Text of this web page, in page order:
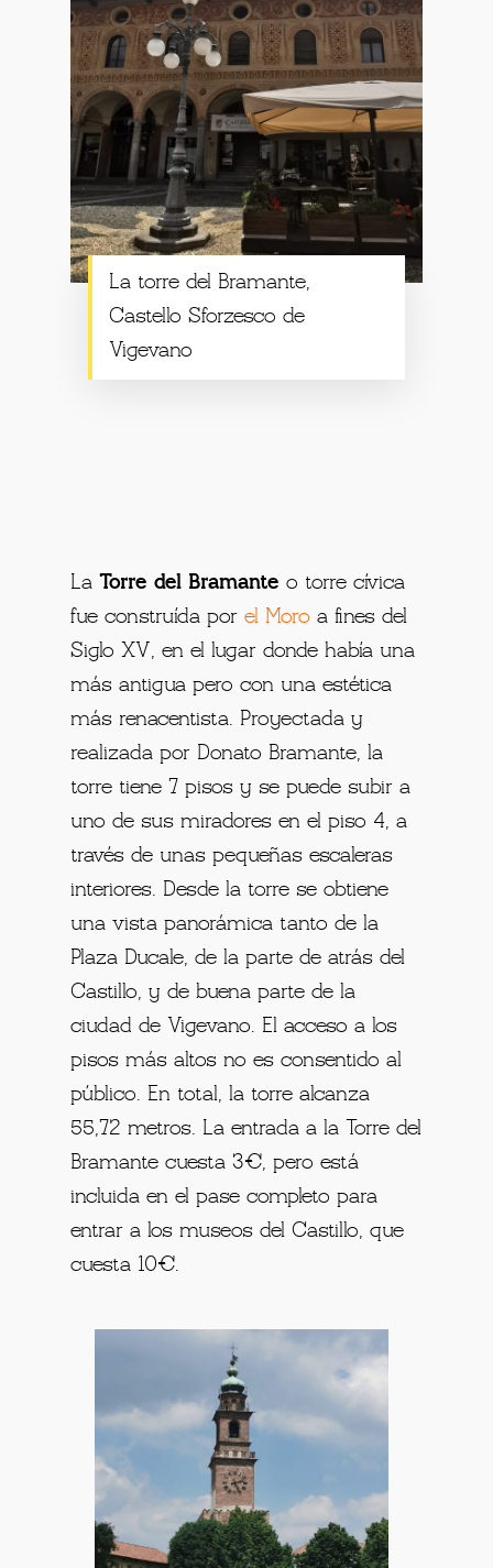
La torre del Bramante,
Castello Sforzesco de
Vigevano
LaTorre del Bramante o torre cívica
fue construída por el Moro a fines del
Siglo XV, en el lugar donde había una
más antigua pero con una estética
más renacentista. Proyectada y
realizada por Donato Bramante, la
torre tiene 7 pisos y se puede subir a
uno de sus miradores en el piso 4, a
través de unas pequeñas escaleras
interiores. Desde la torre se obtiene
una vista panorámica tanto de la
Plaza Ducale, de la parte de atrás del
Castillo, y de buena parte de la
ciudad de Vigevano. El acceso a los
pisos más altos no es consentido al
público. En total, la torre alcanza
55,72 metros. La entrada a la Torre del
Bramante cuesta 3€, pero está
incluida en el pase completo para
entrar a los museos del Castillo, que
cuesta 10€.